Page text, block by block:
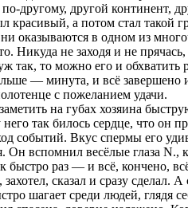
по-другому, другой континент,
красивый, а потом стал такой
оказываются в одном из
Никуда не заходя и не
так, то можно его и
— минута, и всё завершено
с пожеланием удачи.
заметить на губах хозяина
так билось сердце, что он
событий. Вкус спермы его
Он вспомнил весёлые глаза N.,
быстро раз — и всё, кончено,
сказал и сразу сделал.
шагает среди людей, глядя